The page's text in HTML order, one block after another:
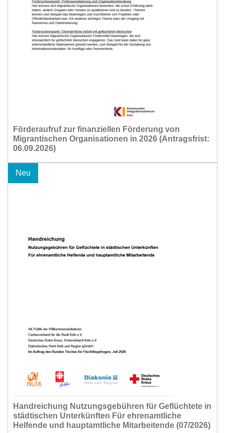
Förderaufruf zur finanziellen Förderung von
Migrantischen Organisationen in 2026 (Antragsfrist:
06.09.2026)
Neu
Handreichung Nutzungsgebühren für Geflüchtete in
städtischen Unterkünften Für ehrenamtliche
Helfende und hauptamtliche Mitarbeitende (07/2026)